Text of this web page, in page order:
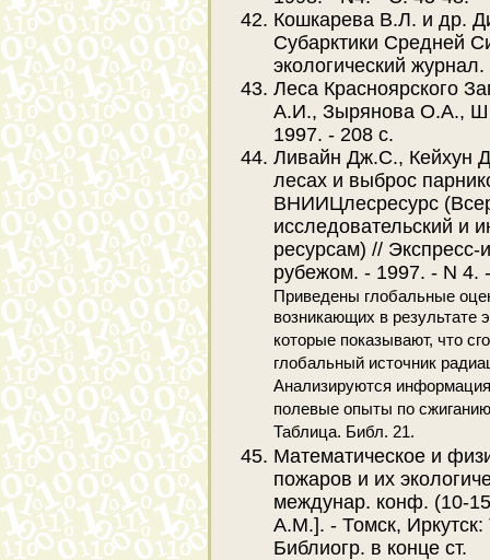
Кошкарева В.Л. и др.
Субарктики Средней
экологический
Леса Красноярского
А.И., Зырянова О.А.,
1997. - 208 с.
Ливайн Дж.С., Кейхун
лесах и выброс
ВНИИЦлесресурс
исследовательский и
ресурсам) //
рубежом. - 1997. - N 4.
Приведены глобальные
возникающих в результате
которые показывают, что
глобальный источник
Анализируются
полевые опыты по
Таблица. Библ. 21.
Математическое и
пожаров и их
междунар. конф. (10-
А.М.]. - Томск,
Библиогр. в конце ст.